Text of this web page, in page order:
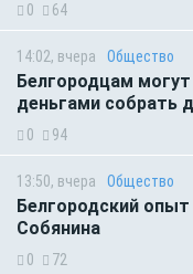
0 64
14:02, вчера Общество
Белгородцам
деньгами собрать
0 94
13:50, вчера Общество
Белгородский
Собянина
0 72